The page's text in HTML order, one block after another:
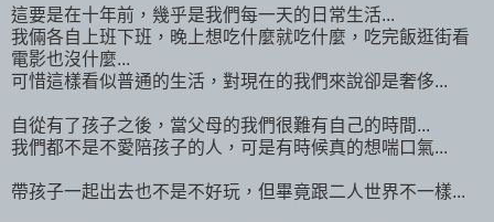
這要是在十年前，幾乎是我們每一天的日常生活...
我倆各自上班下班，晚上想吃什麼就吃什麼，吃完飯逛街看
電影也沒什麼...
可惜這樣看似普通的生活，對現在的我們來說卻是奢侈...
自從有了孩子之後，當父母的我們很難有自己的時間...
我們都不是不愛陪孩子的人，可是有時候真的想喘口氣...
帶孩子一起出去也不是不好玩，但畢竟跟二人世界不一樣...